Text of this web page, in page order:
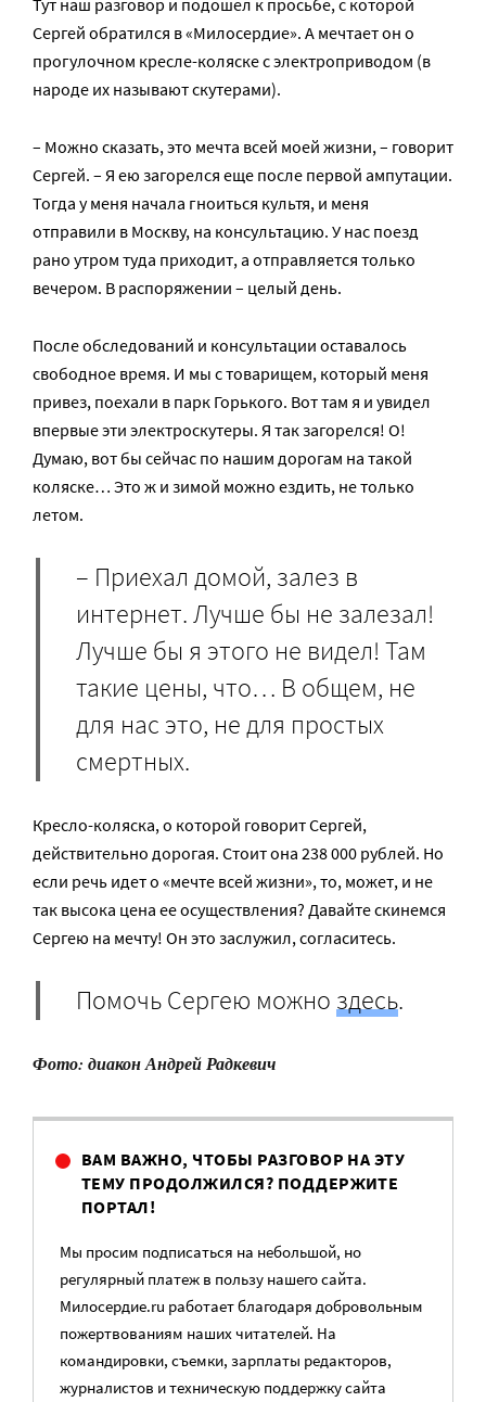
Тут наш разговор и подошел к просьбе, с которой
Сергей обратился в «Милосердие». А мечтает он о
прогулочном кресле-коляске с электроприводом (в
народе их называют скутерами).
– Можно сказать, это мечта всей моей жизни, – говорит
Сергей. – Я ею загорелся еще после первой ампутации.
Тогда у меня начала гноиться культя, и меня
отправили в Москву, на консультацию. У нас поезд
рано утром туда приходит, а отправляется только
вечером. В распоряжении – целый день.
После обследований и консультации оставалось
свободное время. И мы с товарищем, который меня
привез, поехали в парк Горького. Вот там я и увидел
впервые эти электроскутеры. Я так загорелся! О!
Думаю, вот бы сейчас по нашим дорогам на такой
коляске… Это ж и зимой можно ездить, не только
летом.
– Приехал домой, залез в
интернет. Лучше бы не залезал!
Лучше бы я этого не видел! Там
такие цены, что… В общем, не
для нас это, не для простых
смертных.
Кресло-коляска, о которой говорит Сергей,
действительно дорогая. Стоит она 238 000 рублей. Но
если речь идет о «мечте всей жизни», то, может, и не
так высока цена ее осуществления? Давайте скинемся
Сергею на мечту! Он это заслужил, согласитесь.
Помочь Сергею можно здесь.
Фото: диакон Андрей Радкевич
ВАМ ВАЖНО, ЧТОБЫ РАЗГОВОР НА ЭТУ
ТЕМУ ПРОДОЛЖИЛСЯ? ПОДДЕРЖИТЕ
ПОРТАЛ!
Мы просим подписаться на небольшой, но
регулярный платеж в пользу нашего сайта.
Милосердие.ru работает благодаря добровольным
пожертвованиям наших читателей. На
командировки, съемки, зарплаты редакторов,
журналистов и техническую поддержку сайта